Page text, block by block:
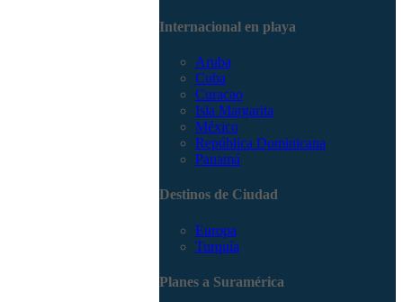
Internacional en playa
Aruba
Cuba
Curacao
Isla Margarita
México
República Dominicana
Panamá
Destinos de Ciudad
Europa
Turquía
Planes a Suramérica